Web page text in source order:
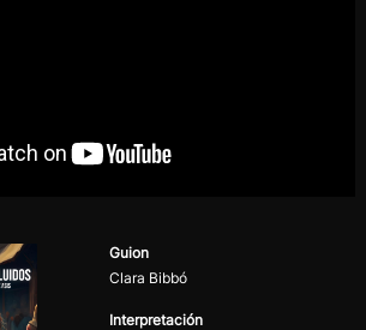
Guion
Clara Bibbó
Interpretación